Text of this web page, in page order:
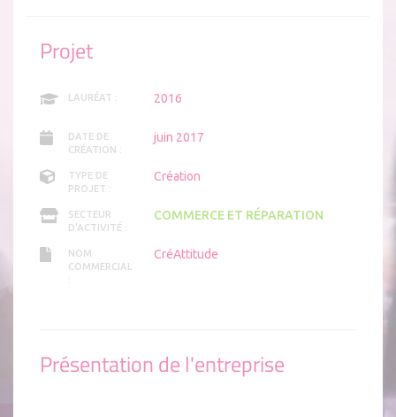
Projet
LAURÉAT : 2016
DATE DE
CRÉATION :
juin 2017
TYPE DE
PROJET :
Création
SECTEUR
D'ACTIVITÉ :
COMMERCE ET RÉPARATION
NOM
COMMERCIAL
:
CréAttitude
Présentation de l'entreprise